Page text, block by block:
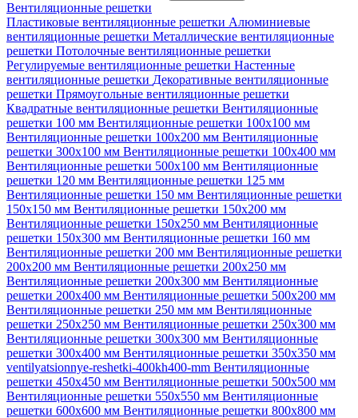
Вентиляционные решетки
Пластиковые вентиляционные решетки Алюминиевые
вентиляционные решетки Металлические вентиляционные
решетки Потолочные вентиляционные решетки
Регулируемые вентиляционные решетки Настенные
вентиляционные решетки Декоративные вентиляционные
решетки Прямоугольные вентиляционные решетки
Квадратные вентиляционные решетки Вентиляционные
решетки 100 мм Вентиляционные решетки 100х100 мм
Вентиляционные решетки 100х200 мм Вентиляционные
решетки 300х100 мм Вентиляционные решетки 100х400 мм
Вентиляционные решетки 500х100 мм Вентиляционные
решетки 120 мм Вентиляционные решетки 125 мм
Вентиляционные решетки 150 мм Вентиляционные решетки
150х150 мм Вентиляционные решетки 150х200 мм
Вентиляционные решетки 150х250 мм Вентиляционные
решетки 150х300 мм Вентиляционные решетки 160 мм
Вентиляционные решетки 200 мм Вентиляционные решетки
200х200 мм Вентиляционные решетки 200х250 мм
Вентиляционные решетки 200х300 мм Вентиляционные
решетки 200х400 мм Вентиляционные решетки 500х200 мм
Вентиляционные решетки 250 мм мм Вентиляционные
решетки 250х250 мм Вентиляционные решетки 250х300 мм
Вентиляционные решетки 300х300 мм Вентиляционные
решетки 300х400 мм Вентиляционные решетки 350х350 мм
ventilyatsionnye-reshetki-400kh400-mm Вентиляционные
решетки 450х450 мм Вентиляционные решетки 500х500 мм
Вентиляционные решетки 550х550 мм Вентиляционные
решетки 600х600 мм Вентиляционные решетки 800х800 мм